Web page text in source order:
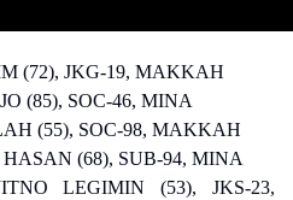
(72), JKG-19, MAKKAH
(85), SOC-46, MINA
(55), SOC-98, MAKKAH
(68), SUB-94, MINA
LEGIMIN (53), JKS-23,